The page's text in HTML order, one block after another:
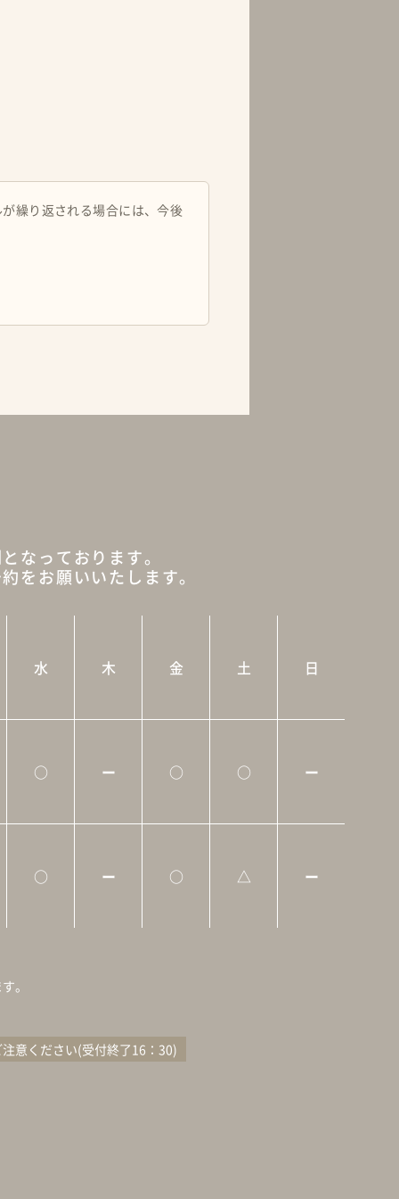
繰り返される場合には、今後
なっております。
をお願いいたします。
水 木 金 土 日
○ ー ○ ○ ー
○ ー ○ △ ー
。
意ください(受付終了16：30)